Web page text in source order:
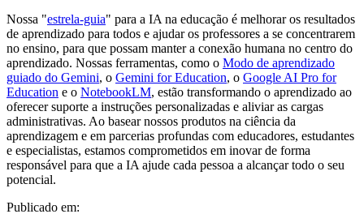
Nossa "estrela-guia" para a IA na educação é melhorar os resultados
de aprendizado para todos e ajudar os professores a se concentrarem
no ensino, para que possam manter a conexão humana no centro do
aprendizado. Nossas ferramentas, como o Modo de aprendizado
guiado do Gemini, o Gemini for Education, o Google AI Pro for
Education e o NotebookLM, estão transformando o aprendizado ao
oferecer suporte a instruções personalizadas e aliviar as cargas
administrativas. Ao basear nossos produtos na ciência da
aprendizagem e em parcerias profundas com educadores, estudantes
e especialistas, estamos comprometidos em inovar de forma
responsável para que a IA ajude cada pessoa a alcançar todo o seu
potencial.
Publicado em: